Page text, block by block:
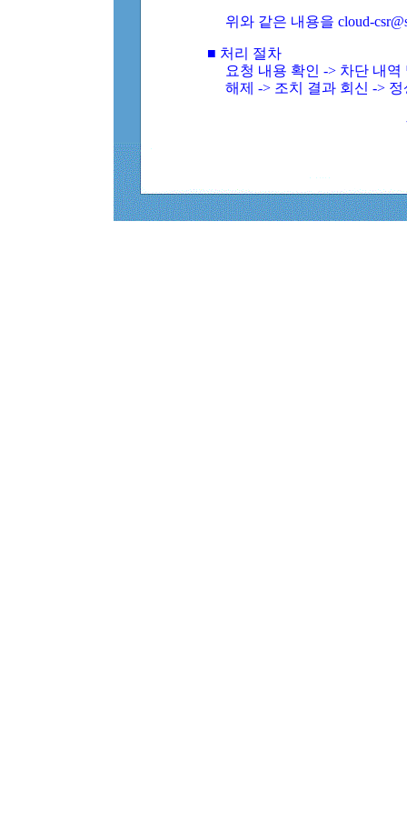
위와 같은 내용을 cloud-
■ 처리 절차
요청 내용 확인 -> 차단 내
해제 -> 조치 결과 회신 ->